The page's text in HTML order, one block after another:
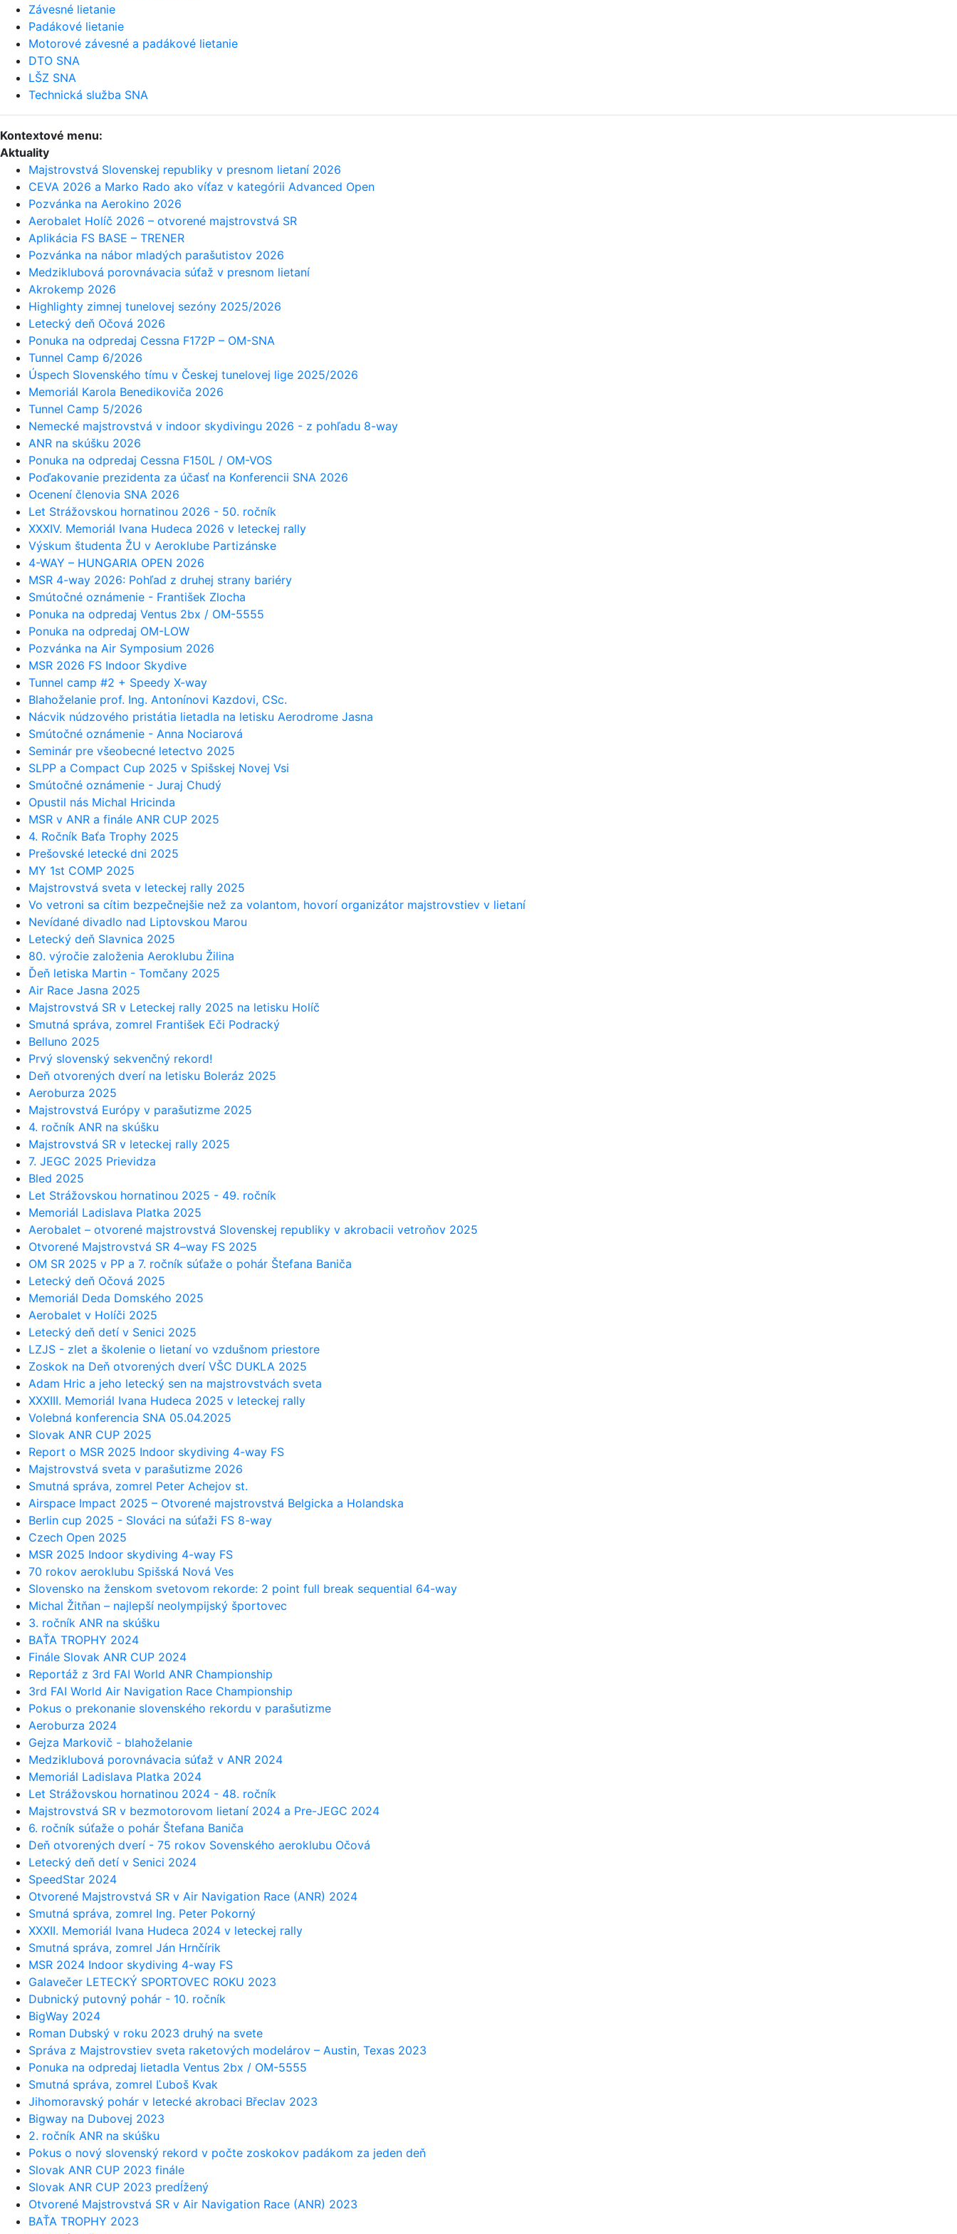
Závesné lietanie
Padákové lietanie
Motorové závesné a padákové lietanie
DTO SNA
LŠZ SNA
Technická služba SNA
Kontextové menu:
Aktuality
Majstrovstvá Slovenskej republiky v presnom lietaní 2026
CEVA 2026 a Marko Rado ako víťaz v kategórii Advanced Open
Pozvánka na Aerokino 2026
Aerobalet Holíč 2026 – otvorené majstrovstvá SR
Aplikácia FS BASE – TRENER
Pozvánka na nábor mladých parašutistov 2026
Medziklubová porovnávacia súťaž v presnom lietaní
Akrokemp 2026
Highlighty zimnej tunelovej sezóny 2025/2026
Letecký deň Očová 2026
Ponuka na odpredaj Cessna F172P – OM-SNA
Tunnel Camp 6/2026
Úspech Slovenského tímu v Českej tunelovej lige 2025/2026
Memoriál Karola Benedikoviča 2026
Tunnel Camp 5/2026
Nemecké majstrovstvá v indoor skydivingu 2026 - z pohľadu 8-way
ANR na skúšku 2026
Ponuka na odpredaj Cessna F150L / OM-VOS
Poďakovanie prezidenta za účasť na Konferencii SNA 2026
Ocenení členovia SNA 2026
Let Strážovskou hornatinou 2026 - 50. ročník
XXXIV. Memoriál Ivana Hudeca 2026 v leteckej rally
Výskum študenta ŽU v Aeroklube Partizánske
4-WAY – HUNGARIA OPEN 2026
MSR 4-way 2026: Pohľad z druhej strany bariéry
Smútočné oznámenie - František Zlocha
Ponuka na odpredaj Ventus 2bx / OM-5555
Ponuka na odpredaj OM-LOW
Pozvánka na Air Symposium 2026
MSR 2026 FS Indoor Skydive
Tunnel camp #2 + Speedy X-way
Blahoželanie prof. Ing. Antonínovi Kazdovi, CSc.
Nácvik núdzového pristátia lietadla na letisku Aerodrome Jasna
Smútočné oznámenie - Anna Nociarová
Seminár pre všeobecné letectvo 2025
SLPP a Compact Cup 2025 v Spišskej Novej Vsi
Smútočné oznámenie - Juraj Chudý
Opustil nás Michal Hricinda
MSR v ANR a finále ANR CUP 2025
4. Ročník Baťa Trophy 2025
Prešovské letecké dni 2025
MY 1st COMP 2025
Majstrovstvá sveta v leteckej rally 2025
Vo vetroni sa cítim bezpečnejšie než za volantom, hovorí organizátor majstrovstiev v lietaní
Nevídané divadlo nad Liptovskou Marou
Letecký deň Slavnica 2025
80. výročie založenia Aeroklubu Žilina
Ďeň letiska Martin - Tomčany 2025
Air Race Jasna 2025
Majstrovstvá SR v Leteckej rally 2025 na letisku Holíč
Smutná správa, zomrel František Eči Podracký
Belluno 2025
Prvý slovenský sekvenčný rekord!
Deň otvorených dverí na letisku Boleráz 2025
Aeroburza 2025
Majstrovstvá Európy v parašutizme 2025
4. ročník ANR na skúšku
Majstrovstvá SR v leteckej rally 2025
7. JEGC 2025 Prievidza
Bled 2025
Let Strážovskou hornatinou 2025 - 49. ročník
Memoriál Ladislava Platka 2025
Aerobalet – otvorené majstrovstvá Slovenskej republiky v akrobacii vetroňov 2025
Otvorené Majstrovstvá SR 4–way FS 2025
OM SR 2025 v PP a 7. ročník súťaže o pohár Štefana Baniča
Letecký deň Očová 2025
Memoriál Deda Domského 2025
Aerobalet v Holíči 2025
Letecký deň detí v Senici 2025
LZJS - zlet a školenie o lietaní vo vzdušnom priestore
Zoskok na Deň otvorených dverí VŠC DUKLA 2025
Adam Hric a jeho letecký sen na majstrovstvách sveta
XXXIII. Memoriál Ivana Hudeca 2025 v leteckej rally
Volebná konferencia SNA 05.04.2025
Slovak ANR CUP 2025
Report o MSR 2025 Indoor skydiving 4-way FS
Majstrovstvá sveta v parašutizme 2026
Smutná správa, zomrel Peter Achejov st.
Airspace Impact 2025 – Otvorené majstrovstvá Belgicka a Holandska
Berlin cup 2025 - Slováci na súťaži FS 8-way
Czech Open 2025
MSR 2025 Indoor skydiving 4-way FS
70 rokov aeroklubu Spišská Nová Ves
Slovensko na ženskom svetovom rekorde: 2 point full break sequential 64-way
Michal Žitňan – najlepší neolympijský športovec
3. ročník ANR na skúšku
BAŤA TROPHY 2024
Finále Slovak ANR CUP 2024
Reportáž z 3rd FAI World ANR Championship
3rd FAI World Air Navigation Race Championship
Pokus o prekonanie slovenského rekordu v parašutizme
Aeroburza 2024
Gejza Markovič - blahoželanie
Medziklubová porovnávacia súťaž v ANR 2024
Memoriál Ladislava Platka 2024
Let Strážovskou hornatinou 2024 - 48. ročník
Majstrovstvá SR v bezmotorovom lietaní 2024 a Pre-JEGC 2024
6. ročník súťaže o pohár Štefana Baniča
Deň otvorených dverí - 75 rokov Sovenského aeroklubu Očová
Letecký deň detí v Senici 2024
SpeedStar 2024
Otvorené Majstrovstvá SR v Air Navigation Race (ANR) 2024
Smutná správa, zomrel Ing. Peter Pokorný
XXXII. Memoriál Ivana Hudeca 2024 v leteckej rally
Smutná správa, zomrel Ján Hrnčírik
MSR 2024 Indoor skydiving 4-way FS
Galavečer LETECKÝ SPORTOVEC ROKU 2023
Dubnický putovný pohár - 10. ročník
BigWay 2024
Roman Dubský v roku 2023 druhý na svete
Správa z Majstrovstiev sveta raketových modelárov – Austin, Texas 2023
Ponuka na odpredaj lietadla Ventus 2bx / OM-5555
Smutná správa, zomrel Ľuboš Kvak
Jihomoravský pohár v letecké akrobaci Břeclav 2023
Bigway na Dubovej 2023
2. ročník ANR na skúšku
Pokus o nový slovenský rekord v počte zoskokov padákom za jeden deň
Slovak ANR CUP 2023 finále
Slovak ANR CUP 2023 predĺžený
Otvorené Majstrovstvá SR v Air Navigation Race (ANR) 2023
BAŤA TROPHY 2023